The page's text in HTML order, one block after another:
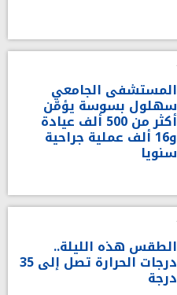
المستشفى الجامعي
سهلول بسوسة يؤمّن
أكثر من 500 ألف عيادة
و16 ألف عملية جراحية
سنويا
الطقس هذه الليلة..
درجات الحرارة تصل إلى 35
درجة